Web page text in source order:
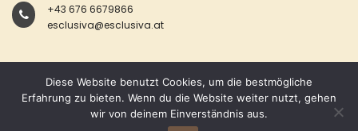
+43 676 6679866
esclusiva@esclusiva.at
COPYRIGHT © ESCLUSIVA
Diese Website benutzt Cookies, um die bestmögliche
Erfahrung zu bieten. Wenn du die Website weiter nutzt, gehen
wir von deinem Einverständnis aus.